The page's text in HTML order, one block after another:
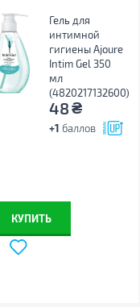
Гель для
интимной
гигиены Ajoure
Intim Gel 350
мл
(4820217132600)
48₴
+1 баллов
КУПИТЬ